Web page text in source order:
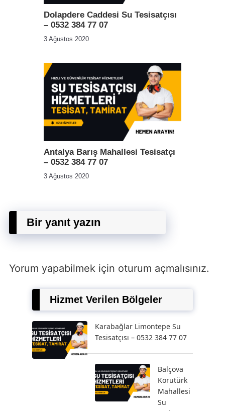
Dolapdere Caddesi Su Tesisatçısı
– 0532 384 77 07
3 Ağustos 2020
Antalya Barış Mahallesi Tesisatçı
– 0532 384 77 07
3 Ağustos 2020
Bir yanıt yazın
Yorum yapabilmek için oturum açmalısınız.
Hizmet Verilen Bölgeler
Karabağlar Limontepe Su
Tesisatçısı – 0532 384 77 07
Balçova
Korutürk
Mahallesi
Su